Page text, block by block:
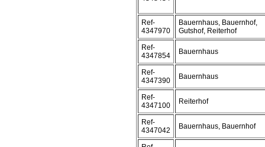
Ref-
4347970
Bauernhaus, Bauernhof,
Gutshof, Reiterhof
Ref-
4347854
Bauernhaus
Ref-
4347390
Bauernhaus
Ref-
4347100
Reiterhof
Ref-
4347042
Bauernhaus, Bauernhof